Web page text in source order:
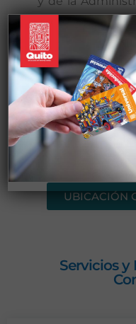
Metropolitano de
UBICACIÓN
Servicios y